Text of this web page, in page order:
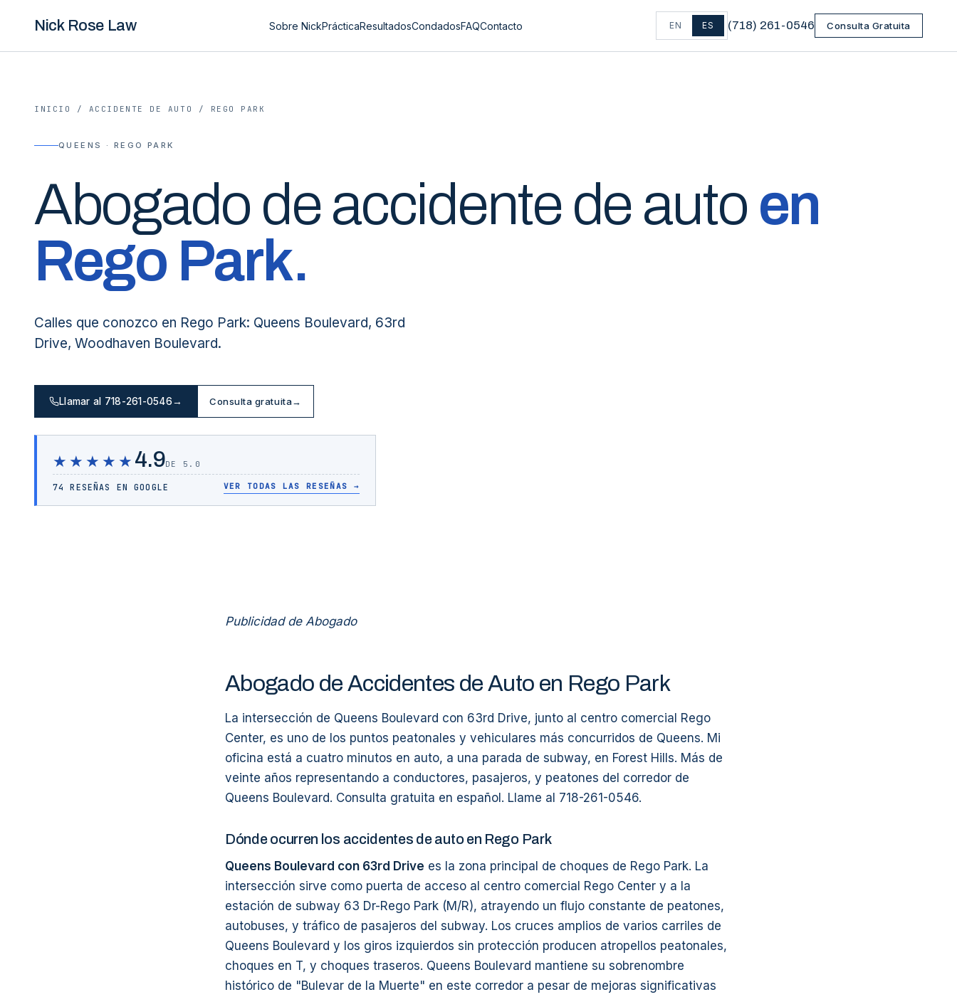
Nick Rose Law Sobre NickPrácticaResultadosCondadosFAQContacto EN ES (718) 261-0546 Consulta Gratuita
INICIO / ACCIDENTE DE AUTO / REGO PARK
QUEENS · REGO PARK
Abogado de accidente de auto en
Rego Park.
Calles que conozco en Rego Park: Queens Boulevard, 63rd
Drive, Woodhaven Boulevard.
Llamar al 718-261-0546→ Consulta gratuita→
★★★★★ 4.9DE 5.0
74 RESEÑAS EN GOOGLE VER TODAS LAS RESEÑAS →
Publicidad de Abogado
Abogado de Accidentes de Auto en Rego Park
La intersección de Queens Boulevard con 63rd Drive, junto al centro comercial Rego
Center, es uno de los puntos peatonales y vehiculares más concurridos de Queens. Mi
oficina está a cuatro minutos en auto, a una parada de subway, en Forest Hills. Más de
veinte años representando a conductores, pasajeros, y peatones del corredor de
Queens Boulevard. Consulta gratuita en español. Llame al 718-261-0546.
Dónde ocurren los accidentes de auto en Rego Park
Queens Boulevard con 63rd Drive es la zona principal de choques de Rego Park. La
intersección sirve como puerta de acceso al centro comercial Rego Center y a la
estación de subway 63 Dr-Rego Park (M/R), atrayendo un flujo constante de peatones,
autobuses, y tráfico de pasajeros del subway. Los cruces amplios de varios carriles de
Queens Boulevard y los giros izquierdos sin protección producen atropellos peatonales,
choques en T, y choques traseros. Queens Boulevard mantiene su sobrenombre
histórico de "Bulevar de la Muerte" en este corredor a pesar de mejoras significativas